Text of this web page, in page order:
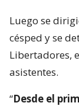
Luego se
césped y se
Libertadores,
asistentes.
“Desde el